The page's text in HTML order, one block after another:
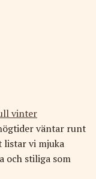
vinter
väntar runt
listar vi mjuka
och stiliga som